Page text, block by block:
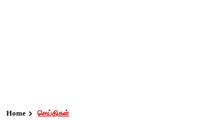
Home செய்திகள்